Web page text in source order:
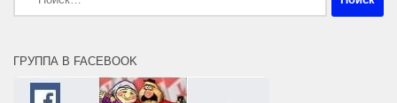
ГРУППА В FACEBOOK